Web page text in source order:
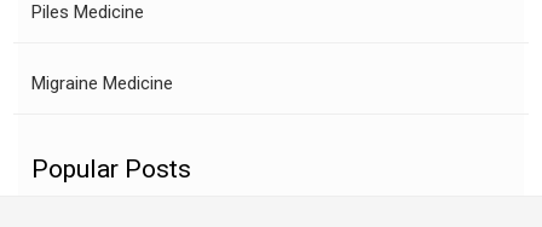
Piles Medicine
Migraine Medicine
Popular Posts